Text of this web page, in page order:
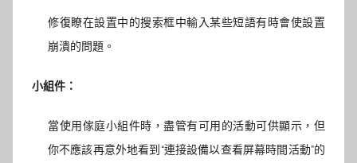
修復瞭在設置中的搜索框中輸入某些短語有時會使設置
崩潰的問題。
小組件：
當使用傢庭小組件時，盡管有可用的活動可供顯示，但
你不應該再意外地看到“連接設備以查看屏幕時間活動”的